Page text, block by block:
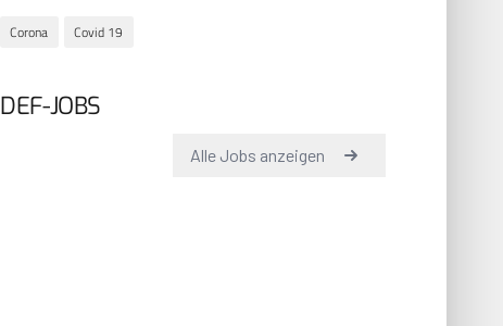
Corona Covid 19
DEF-JOBS